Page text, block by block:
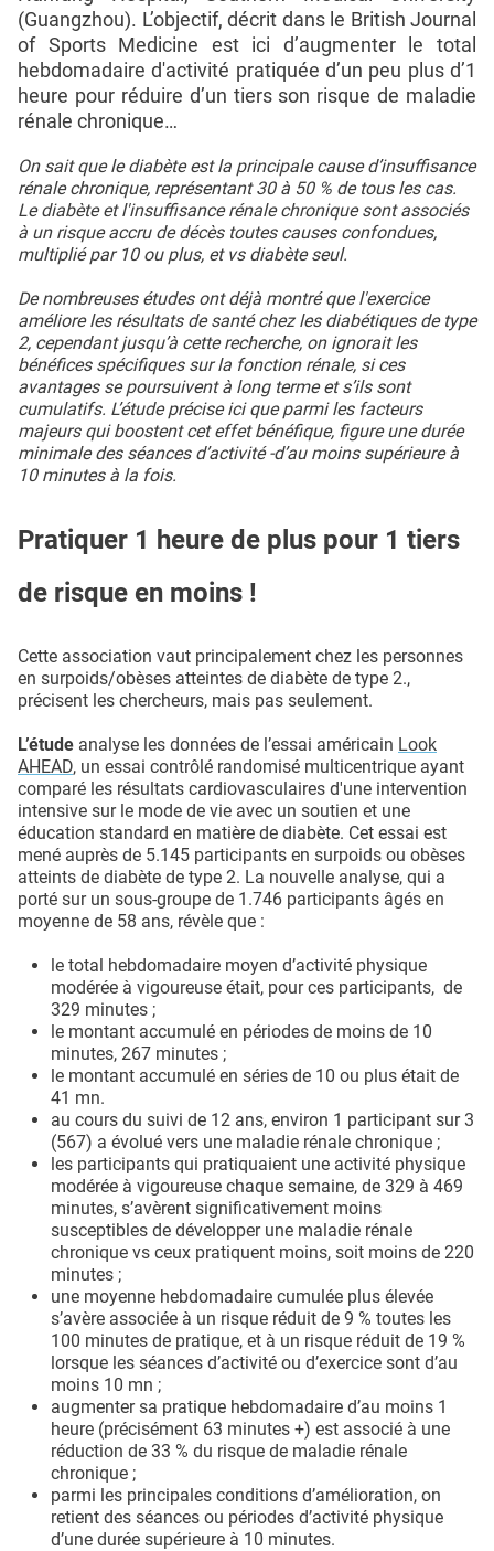
(Guangzhou). L’objectif, décrit dans le British Journal
of Sports Medicine est ici d’augmenter le total
hebdomadaire d'activité pratiquée d’un peu plus d’1
heure pour réduire d’un tiers son risque de maladie
rénale chronique…
On sait que le diabète est la principale cause d’insuffisance
rénale chronique, représentant 30 à 50 % de tous les cas.
Le diabète et l'insuffisance rénale chronique sont associés
à un risque accru de décès toutes causes confondues,
multiplié par 10 ou plus, et vs diabète seul.
De nombreuses études ont déjà montré que l'exercice
améliore les résultats de santé chez les diabétiques de type
2, cependant jusqu’à cette recherche, on ignorait les
bénéfices spécifiques sur la fonction rénale, si ces
avantages se poursuivent à long terme et s’ils sont
cumulatifs. L’étude précise ici que parmi les facteurs
majeurs qui boostent cet effet bénéfique, figure une durée
minimale des séances d’activité -d’au moins supérieure à
10 minutes à la fois.
Pratiquer 1 heure de plus pour 1 tiers
de risque en moins !
Cette association vaut principalement chez les personnes
en surpoids/obèses atteintes de diabète de type 2.,
précisent les chercheurs, mais pas seulement.
L’étude analyse les données de l’essai américain Look
AHEAD, un essai contrôlé randomisé multicentrique ayant
comparé les résultats cardiovasculaires d'une intervention
intensive sur le mode de vie avec un soutien et une
éducation standard en matière de diabète. Cet essai est
mené auprès de 5.145 participants en surpoids ou obèses
atteints de diabète de type 2. La nouvelle analyse, qui a
porté sur un sous-groupe de 1.746 participants âgés en
moyenne de 58 ans, révèle que :
le total hebdomadaire moyen d’activité physique
modérée à vigoureuse était, pour ces participants, de
329 minutes ;
le montant accumulé en périodes de moins de 10
minutes, 267 minutes ;
le montant accumulé en séries de 10 ou plus était de
41 mn.
au cours du suivi de 12 ans, environ 1 participant sur 3
(567) a évolué vers une maladie rénale chronique ;
les participants qui pratiquaient une activité physique
modérée à vigoureuse chaque semaine, de 329 à 469
minutes, s’avèrent significativement moins
susceptibles de développer une maladie rénale
chronique vs ceux pratiquent moins, soit moins de 220
minutes ;
une moyenne hebdomadaire cumulée plus élevée
s’avère associée à un risque réduit de 9 % toutes les
100 minutes de pratique, et à un risque réduit de 19 %
lorsque les séances d’activité ou d’exercice sont d’au
moins 10 mn ;
augmenter sa pratique hebdomadaire d’au moins 1
heure (précisément 63 minutes +) est associé à une
réduction de 33 % du risque de maladie rénale
chronique ;
parmi les principales conditions d’amélioration, on
retient des séances ou périodes d’activité physique
d’une durée supérieure à 10 minutes.